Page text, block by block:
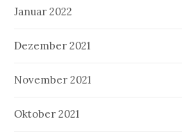
Januar 2022
Dezember 2021
November 2021
Oktober 2021